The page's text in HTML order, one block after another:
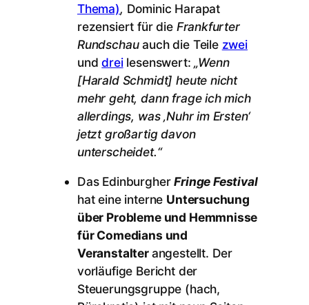
Thema), Dominic Harapat
rezensiert für die Frankfurter
Rundschauauch die Teile zwei
unddreilesenswert:„Wenn
[Harald Schmidt] heute nicht
mehr geht, dann frage ich mich
allerdings, was ‚Nuhr im Ersten‘
jetzt großartig davon
unterscheidet.“
Das EdinburgherFringe Festival
hat eine interne Untersuchung
über Probleme und Hemmnisse
für Comedians und
Veranstalterangestellt. Der
vorläufige Bericht der
Steuerungsgruppe (hach,